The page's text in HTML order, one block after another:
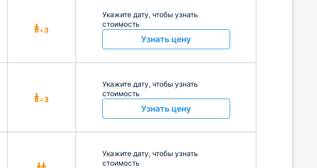
×3
Укажите дату, чтобы узнать
стоимость
Узнать цену
×3
Укажите дату, чтобы узнать
стоимость
Узнать цену
Укажите дату, чтобы узнать
стоимость